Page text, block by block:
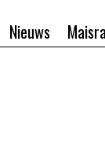
Nieuws